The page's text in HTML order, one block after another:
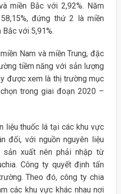
miền Bắc với 2,92%. Năm
đứng thứ 2 là miền
Bắc với 5,91%.
Nam và miền Trung, đặc
tiềm năng với sản lượng
được xem là thị trường mục
trong giai đoạn 2020 –
liệu thuốc lá tại các khu vực
đối, với nguồn nguyên liệu
xuất nên phải nhập từ
Công ty quyết định tấn
Theo đó, công ty chia
các khu vực khác nhau nơi